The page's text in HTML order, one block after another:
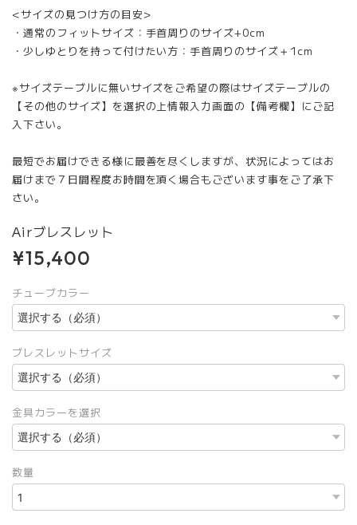
<サイズの見つけ方の目安>
・通常のフィットサイズ：手首周りのサイズ+0cm
・少しゆとりを持って付けたい方：手首周りのサイズ＋1cm
※サイズテーブルに無いサイズをご希望の際はサイズテーブルの
【その他のサイズ】を選択の上情報入力画面の【備考欄】にご記
入下さい。
最短でお届けできる様に最善を尽くしますが、状況によってはお
届けまで７日間程度お時間を頂く場合もございます事をご了承下
さい。
Airブレスレット
¥15,400
チューブカラー
ブレスレットサイズ
金具カラーを選択
数量